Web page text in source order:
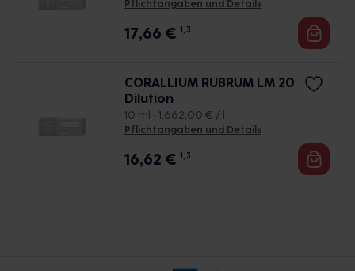
Pflichtangaben und Details
17,66 € 1, 3
CORALLIUM RUBRUM LM 20
Dilution
10 ml • 1.662,00 € / l
Pflichtangaben und Details
16,62 € 1, 3